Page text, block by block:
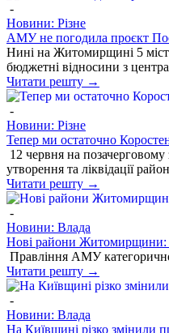
-
Новини: Різне
АМУ не погодила проєкт
Нині на Житомирщині 5 міст
бюджетні відносини з
Читати решту →
-
Новини: Різне
Тепер ми остаточно
12 червня на
утворення та ліквідації
Читати решту →
-
Новини: Влада
Нові райони Житомирщини:
Правління АМУ
Читати решту →
-
Новини: Влада
На Київщині різко змінили